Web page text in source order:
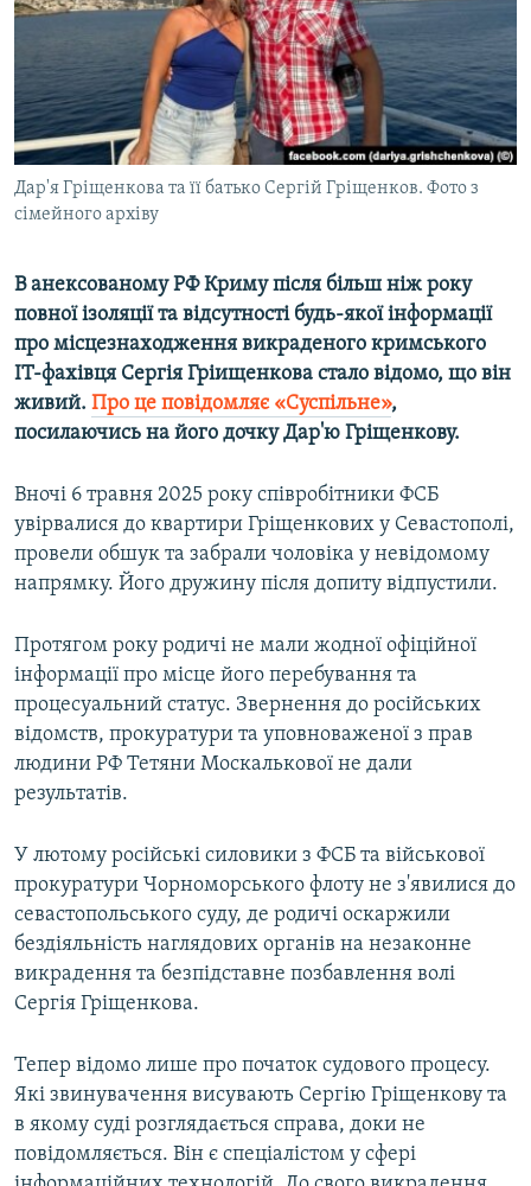
ВІДЕОУРОКИ «ELIFBE»
СВІДЧЕННЯ ОКУПАЦІЇ
УКРАЇНСЬКА ПРОБЛЕМА КРИМУ
ІНФОГРАФІКА
Qırımtatar
ДОЛУЧАЙСЯ!
Дар'я Гріщенкова та її батько Сергій Гріщенков. Фото з
сімейного архіву
В анексованому РФ Криму після більш ніж року
повної ізоляції та відсутності будь-якої інформації
про місцезнаходження викраденого кримського
ІТ-фахівця Сергія Гріищенкова стало відомо, що він
живий. Про це повідомляє «Суспільне»,
посилаючись на його дочку Дар'ю Гріщенкову.
Вночі 6 травня 2025 року співробітники ФСБ
увірвалися до квартири Гріщенкових у Севастополі,
провели обшук та забрали чоловіка у невідомому
напрямку. Його дружину після допиту відпустили.
Протягом року родичі не мали жодної офіційної
інформації про місце його перебування та
процесуальний статус. Звернення до російських
відомств, прокуратури та уповноваженої з прав
людини РФ Тетяни Москалькової не дали
результатів.
У лютому російські силовики з ФСБ та військової
прокуратури Чорноморського флоту не з'явилися до
севастопольського суду, де родичі оскаржили
бездіяльність наглядових органів на незаконне
викрадення та безпідставне позбавлення волі
Сергія Гріщенкова.
Тепер відомо лише про початок судового процесу.
Які звинувачення висувають Сергію Гріщенкову та
в якому суді розглядається справа, доки не
повідомляється. Він є спеціалістом у сфері